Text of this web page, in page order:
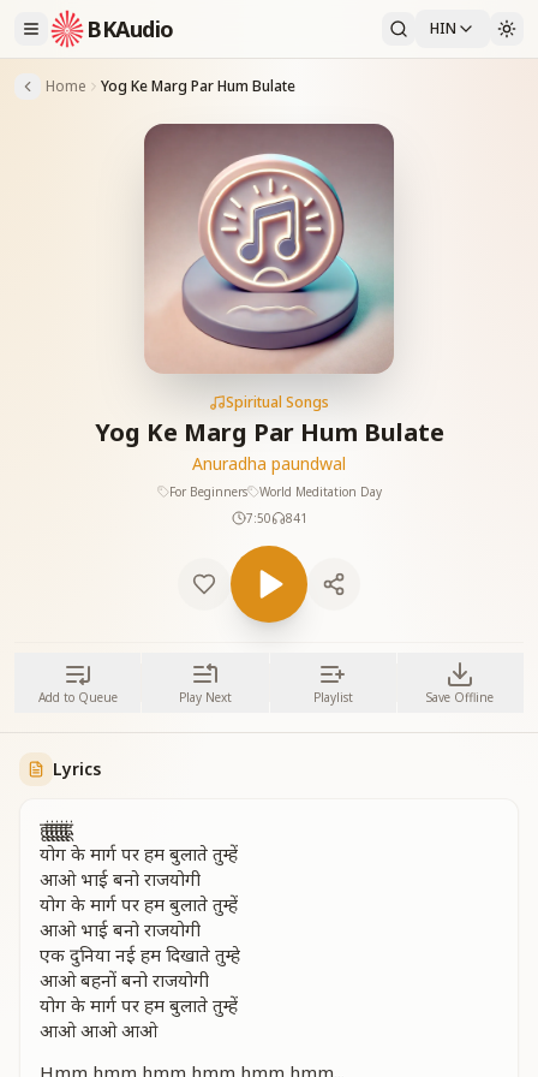
BKAudio HIN
Home Yog Ke Marg Par Hum Bulate
Spiritual Songs
Yog Ke Marg Par Hum Bulate
Anuradha paundwal
For Beginners
World Meditation Day
7:50
841
Add to Queue Play Next Playlist Save Offline
Lyrics
हूं हूं हूं हूं हूं हूं...
योग के मार्ग पर हम बुलाते तुम्हें
आओ भाई बनो राजयोगी
योग के मार्ग पर हम बुलाते तुम्हें
आओ भाई बनो राजयोगी
एक दुनिया नई हम दिखाते तुम्हे
आओ बहनों बनो राजयोगी
योग के मार्ग पर हम बुलाते तुम्हें
आओ आओ आओ
Hmm hmm hmm hmm hmm hmm...